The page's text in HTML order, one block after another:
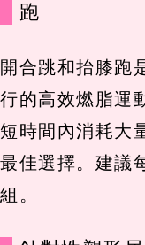
跑
開合跳和抬膝跑
行的高效燃脂運
短時間內消耗大
最佳選擇。建議
組。